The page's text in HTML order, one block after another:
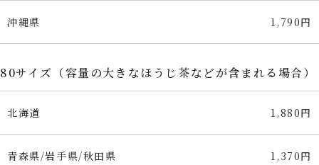
沖縄県 1,790円
80サイズ（容量の大きなほうじ茶などが含まれる場合）
北海道 1,880円
青森県/岩手県/秋田県 1,370円